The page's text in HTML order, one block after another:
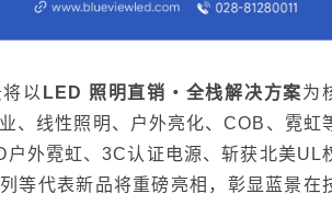
以 LED 照明直销・全栈解决方案为
、线性照明、户外亮化、COB、霓虹
户外霓虹、3C认证电源、斩获北美UL
等代表新品将重磅亮相，彰显蓝景在